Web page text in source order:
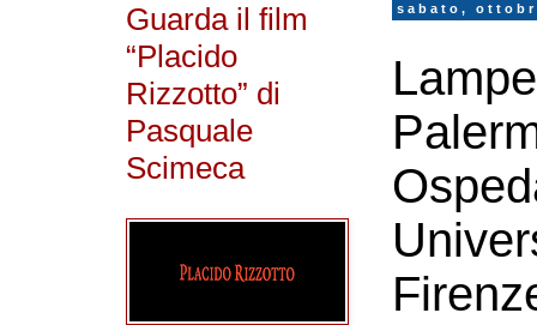
sabato,
Guarda il film
“Placido
Rizzotto” di
Pasquale
Scimeca